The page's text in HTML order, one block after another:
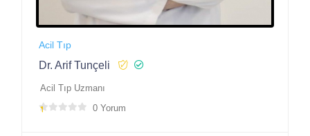
Acil Tıp
Dr. Arif Tunçeli
Acil Tıp Uzmanı
0 Yorum